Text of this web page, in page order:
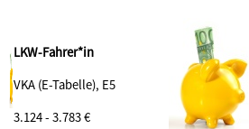
LKW-Fahrer*in
VKA (E-Tabelle), E5
3.124 - 3.783 €